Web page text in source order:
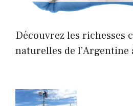
Découvrez les richesses
naturelles de l’Argentine